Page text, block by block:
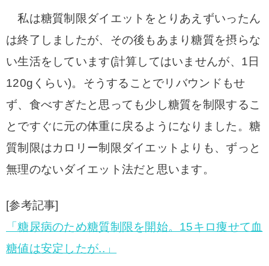
私は糖質制限ダイエットをとりあえずいったん
は終了しましたが、その後もあまり糖質を摂らな
い生活をしています(計算してはいませんが、1日
120gくらい)。そうすることでリバウンドもせ
ず、食べすぎたと思っても少し糖質を制限するこ
とですぐに元の体重に戻るようになりました。糖
質制限はカロリー制限ダイエットよりも、ずっと
無理のないダイエット法だと思います。
[参考記事]
「糖尿病のため糖質制限を開始。15キロ痩せて血
糖値は安定したが..」